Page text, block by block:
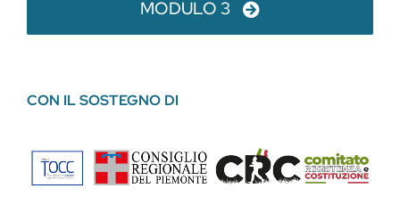
MODULO 3
CON IL SOSTEGNO DI